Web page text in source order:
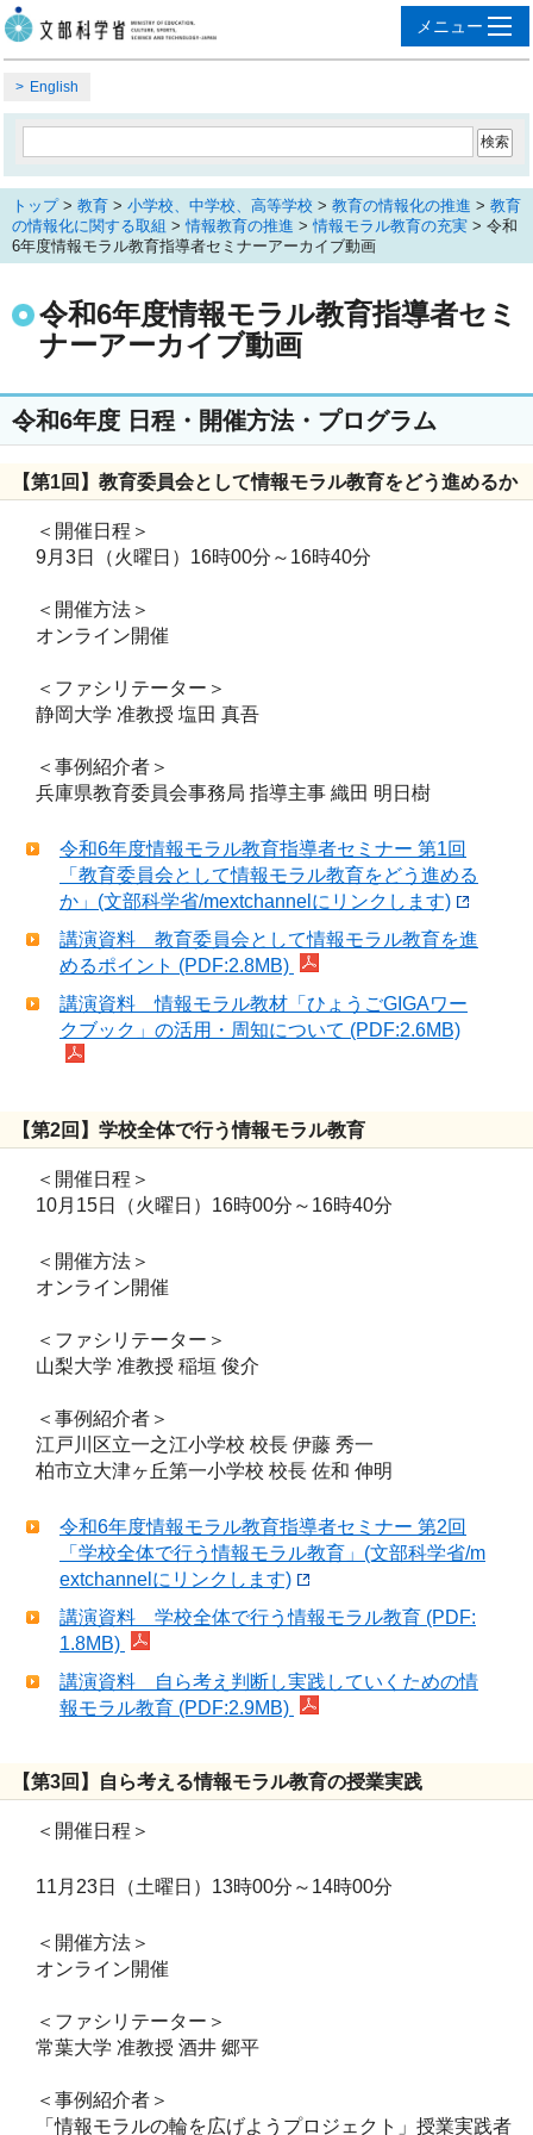
English
トップ> 教育 > 小学校、中学校、高等学校 > 教育の情報化の推進 > 教育
の情報化に関する取組 >情報教育の推進 >情報モラル教育の充実 > 令和
6年度情報モラル教育指導者セミナーアーカイブ動画
令和6年度情報モラル教育指導者セミ
ナーアーカイブ動画
令和6年度 日程・開催方法・プログラム
【第1回】教育委員会として情報モラル教育をどう進めるか
＜開催日程＞
9月3日（火曜日）16時00分～16時40分
＜開催方法＞
オンライン開催
＜ファシリテーター＞
静岡大学 准教授 塩田 真吾
＜事例紹介者＞
兵庫県教育委員会事務局 指導主事 織田 明日樹
令和6年度情報モラル教育指導者セミナー 第1回
「教育委員会として情報モラル教育をどう進める
か」(文部科学省/mextchannelにリンクします)
講演資料 教育委員会として情報モラル教育を進
めるポイント (PDF:2.8MB)
講演資料 情報モラル教材「ひょうごGIGAワー
クブック」の活用・周知について (PDF:2.6MB)
【第2回】学校全体で行う情報モラル教育
＜開催日程＞
10月15日（火曜日）16時00分～16時40分
＜開催方法＞
オンライン開催
＜ファシリテーター＞
山梨大学 准教授 稲垣 俊介
＜事例紹介者＞
江戸川区立一之江小学校 校長 伊藤 秀一
柏市立大津ヶ丘第一小学校 校長 佐和 伸明
令和6年度情報モラル教育指導者セミナー 第2回
「学校全体で行う情報モラル教育」(文部科学省/m
extchannelにリンクします)
講演資料 学校全体で行う情報モラル教育 (PDF:
1.8MB)
講演資料 自ら考え判断し実践していくための情
報モラル教育 (PDF:2.9MB)
【第3回】自ら考える情報モラル教育の授業実践
＜開催日程＞
11月23日（土曜日）13時00分～14時00分
＜開催方法＞
オンライン開催
＜ファシリテーター＞
常葉大学 准教授 酒井 郷平
＜事例紹介者＞
「情報モラルの輪を広げようプロジェクト」授業実践者